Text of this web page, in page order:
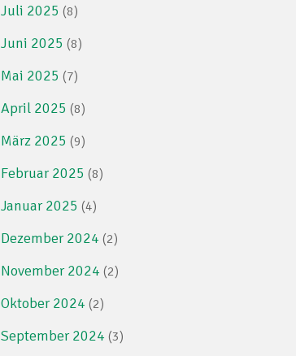
Juli 2025 (8)
Juni 2025 (8)
Mai 2025 (7)
April 2025 (8)
März 2025 (9)
Februar 2025 (8)
Januar 2025 (4)
Dezember 2024 (2)
November 2024 (2)
Oktober 2024 (2)
September 2024 (3)